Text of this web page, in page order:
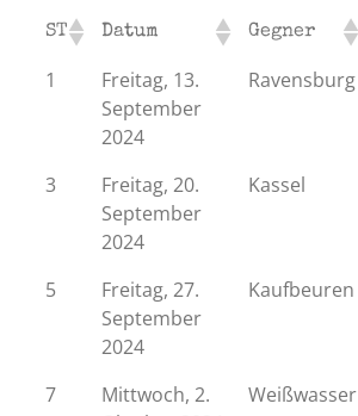
ST Datum Gegner
1
Freitag, 13.
September
2024
Ravensburg
3
Freitag, 20.
September
2024
Kassel
5
Freitag, 27.
September
2024
Kaufbeuren
7
Mittwoch, 2.
Weißwasser